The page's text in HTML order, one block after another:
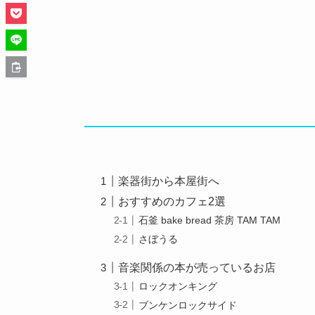
楽器街から本屋街へ
おすすめのカフェ2選
石釜 bake bread 茶房 TAM TAM
さぼうる
音楽関係の本が売っているお店
ロックオンキング
ブンケンロックサイド